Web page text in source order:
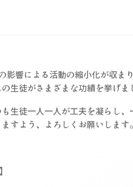
影響による活動の縮小化が収ま
生徒がさまざまな功績を挙げま
生徒一人一人が工夫を凝らし
すよう、よろしくお願いします。